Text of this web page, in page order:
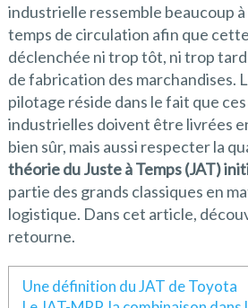
industrielle ressemble beaucoup
temps de circulation afin que
déclenchée ni trop tôt, ni trop
de fabrication des marchandises.
pilotage réside dans le fait que
industrielles doivent être livrées
bien sûr, mais aussi respecter la
théorie du Juste à Temps (JAT)
partie des grands classiques en
logistique. Dans cet article,
retourne.
Une définition du JAT de Toyota